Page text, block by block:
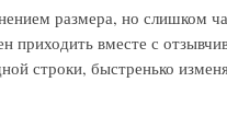
размера, но слишком
приходить вместе с
строки, быстренько